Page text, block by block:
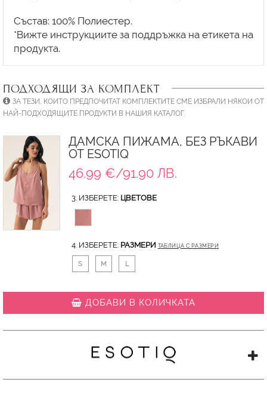
Състав: 100% Полиестер.
*Вижте инструкциите за поддръжка на етикета на
ПОДХОДЯЩИ ЗА КОМПЛЕКТ
ЗА ТЕЗИ, КОИТО ПРЕДПОЧИТАТ КОМПЛЕКТИТЕ СМЕ ИЗБРАЛИ НЯКОИ ОТ
НАЙ-ПОДХОДЯЩИТЕ ПРОДУКТИ В НАШИЯ КАТАЛОГ.
ДАМСКА ПИЖАМА, БЕЗ РЪКАВИ
ОТ ESOTIQ
46.99 €/91.90 ЛВ.
3. ИЗБЕРЕТЕ: ЦВЕТОВЕ
4. ИЗБЕРЕТЕ: РАЗМЕРИ ТАБЛИЦА С РАЗМЕРИ
S M L
ДОБАВИ В КОЛИЧКАТА